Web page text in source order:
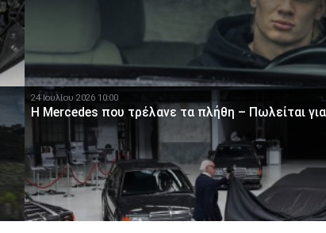
24 Ιουλίου 2026 10:00
Η Mercedes που τρέλανε τα πλήθη – Πωλείται